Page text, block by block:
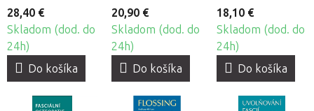
28,40 €
Skladom (dod. do
24h)
Do košíka
20,90 €
Skladom (dod. do
24h)
Do košíka
18,10 €
Skladom (dod. do
24h)
Do košíka